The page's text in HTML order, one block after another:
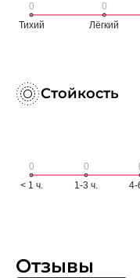
Стойкость
Отзывы